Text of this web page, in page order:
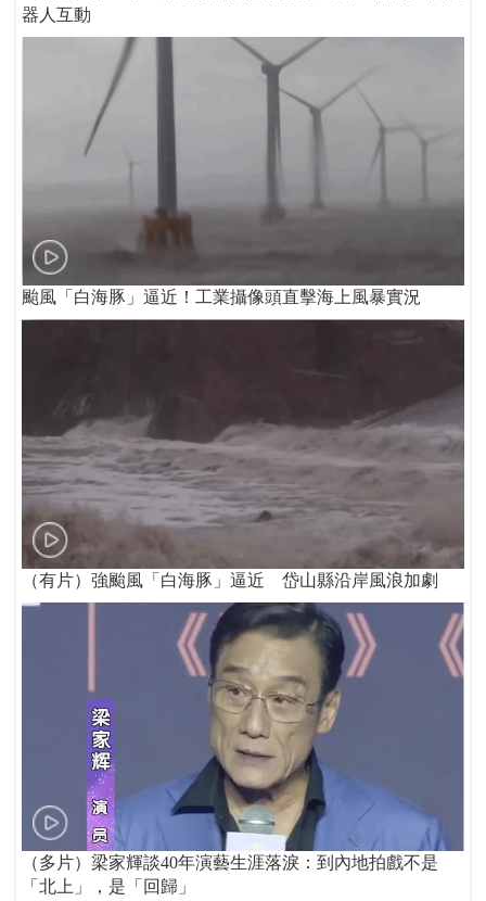
器人互動
颱風「白海豚」逼近！工業攝像頭直擊海上風暴實況
（有片）強颱風「白海豚」逼近 岱山縣沿岸風浪加劇
（多片）梁家輝談40年演藝生涯落淚：到內地拍戲不是
「北上」，是「回歸」